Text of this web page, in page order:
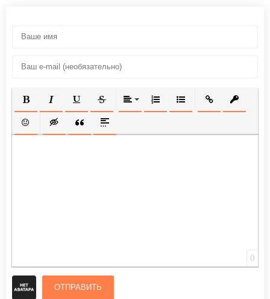
ПОЛУЖИРНЫЙ
КУРСИВПОДЧЕРКНУТЫЙ
ЗАЧЕРКНУТЫЙВЫРАВНИВАНИЕ
НУМЕРОВАННЫЙ СПИСОК
МАРКИРОВАННЫЙ
ВСТАВИТЬ
ВСТАВИТЬ СМАЙЛИК
ВСТАВКА СКРЫТОГО ТЕКСТА
ВСТАВКА ЦИТАТЫ
ВСТАВКА СПОЙЛЕРА
0
ОТПРАВИТЬ